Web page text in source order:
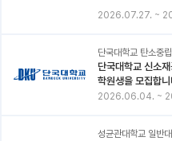
2026.07.27. ~
단국대학교 탄소중
단국대학교 신소
학원생을 모집합
2026.06.04. ~
성균관대학교 일반